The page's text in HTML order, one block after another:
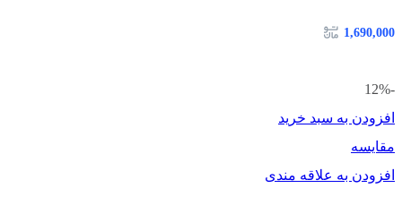
1,690,000
-12%
افزودن به سبد خرید
مقایسه
افزودن به علاقه مندی